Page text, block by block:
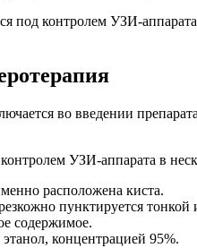
под контролем УЗИ-
во введении
УЗИ-аппарата в
расположена киста.
пунктируется тонкой
содержимое.
концентрацией 95%.